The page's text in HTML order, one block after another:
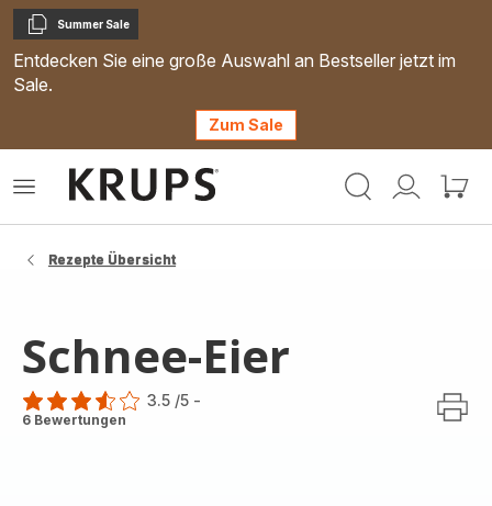
Kopieren
Summer Sale
Entdecken Sie eine große Auswahl an Bestseller jetzt im
Sale.
Zum Sale
Mein
Mein
Das
Rezepte Übersicht
Schnee-Eier
ratings.3.5
3.5 /5 -
6 Bewertungen